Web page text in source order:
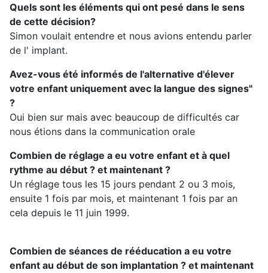
Quels sont les éléments qui ont pesé dans le sens
de cette décision?
Simon voulait entendre et nous avions entendu parler
de l' implant.
Avez-vous été informés de l'alternative d'élever
votre enfant uniquement avec la langue des signes"
?
Oui bien sur mais avec beaucoup de difficultés car
nous étions dans la communication orale
Combien de réglage a eu votre enfant et à quel
rythme au début ? et maintenant ?
Un réglage tous les 15 jours pendant 2 ou 3 mois,
ensuite 1 fois par mois, et maintenant 1 fois par an
cela depuis le 11 juin 1999.
Combien de séances de rééducation a eu votre
enfant au début de son implantation ? et maintenant